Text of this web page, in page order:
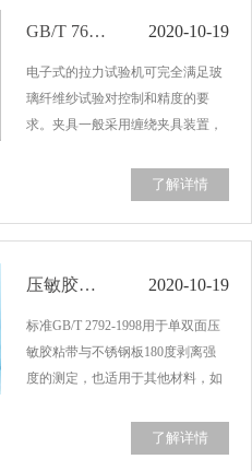
GB/T 7690.3-2001玻璃纤维断裂力测定 2020-10-19
电子式的拉力试验机可完全满足玻
璃纤维纱试验对控制和精度的要
求。夹具一般采用缠绕夹具装置，
包括单纱、合股纱、缆纱、原丝、
无捻粗纱等。国标GB/T 7690.3-
2001规定了以卷装形式提供的玻璃
了解详情
​压敏胶粘带与不锈钢板剥离试验GB/T2792 2020-10-19
标准GB/T 2792-1998用于单双面压
敏胶粘带与不锈钢板180度剥离强
度的测定，也适用于其他材料，如
规定的剥离条件下，使胶接试样分
离时单位宽度所能承受的载荷。所
了解详情